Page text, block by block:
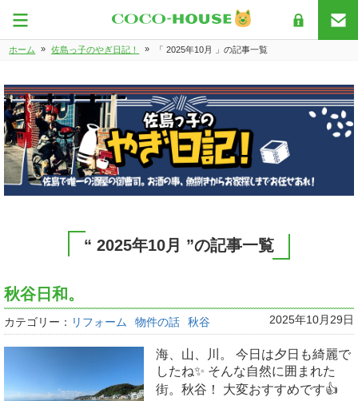
ホーム » 佐島っ子のやぎ日記！ » 「 2025年10月 」の記事一覧
“ 2025年10月 ”の記事一覧
秋谷日和。
カテゴリー： リフォーム 物件の話 秋谷 2025年10月29日
海、山、川。 今日は夕日も綺麗で
したね✨️ そんな自然に囲まれた
街。秋谷！ 大変おすすめです👍